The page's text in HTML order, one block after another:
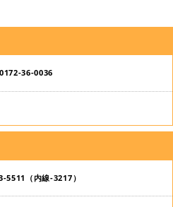
0172-36-0036
5511（内線-3217）